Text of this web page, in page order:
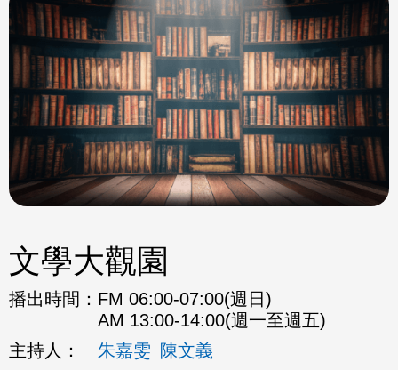
文學大觀園
播出時間： FM 06:00-07:00(週日)
AM 13:00-14:00(週一至週五)
主持人：
朱嘉雯 陳文義